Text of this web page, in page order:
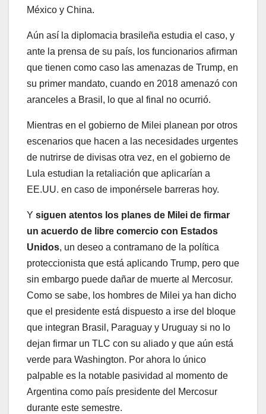
México y China.
Aún así la diplomacia brasileña estudia el caso, y
ante la prensa de su país, los funcionarios afirman
que tienen como caso las amenazas de Trump, en
su primer mandato, cuando en 2018 amenazó con
aranceles a Brasil, lo que al final no ocurrió.
Mientras en el gobierno de Milei planean por otros
escenarios que hacen a las necesidades urgentes
de nutrirse de divisas otra vez, en el gobierno de
Lula estudian la retaliación que aplicarían a
EE.UU. en caso de imponérsele barreras hoy.
Y siguen atentos los planes de Milei de firmar
un acuerdo de libre comercio con Estados
Unidos, un deseo a contramano de la política
proteccionista que está aplicando Trump, pero que
sin embargo puede dañar de muerte al Mercosur.
Como se sabe, los hombres de Milei ya han dicho
que el presidente está dispuesto a irse del bloque
que integran Brasil, Paraguay y Uruguay si no lo
dejan firmar un TLC con su aliado y que aún está
verde para Washington. Por ahora lo único
palpable es la notable pasividad al momento de
Argentina como país presidente del Mercosur
durante este semestre.